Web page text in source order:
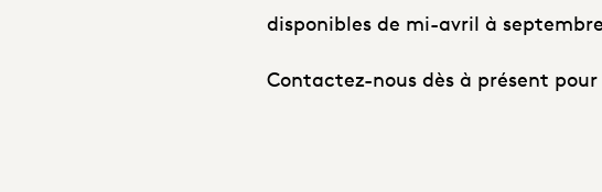
disponibles de mi-avril à
Contactez-nous dès à présent